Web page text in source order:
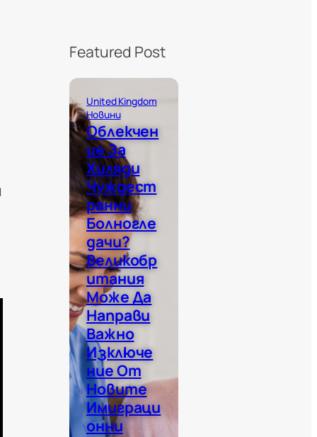
Featured Post
United Kingdom
Новини
Облекчен
Ие За
Хиляди
Чуждест
Ранни
Болногле
Дачи?
Великобр
Итания
Може Да
Направи
Важно
Изключе
Ние От
Новите
Имиграци
Онни